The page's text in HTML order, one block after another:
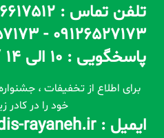
پاسخگویی : 10 الی 14 / 17 الی 22
برای اطلاع از تخفیفات ،
خود را در کادر
ایمیل : shop@pardis-rayaneh.ir